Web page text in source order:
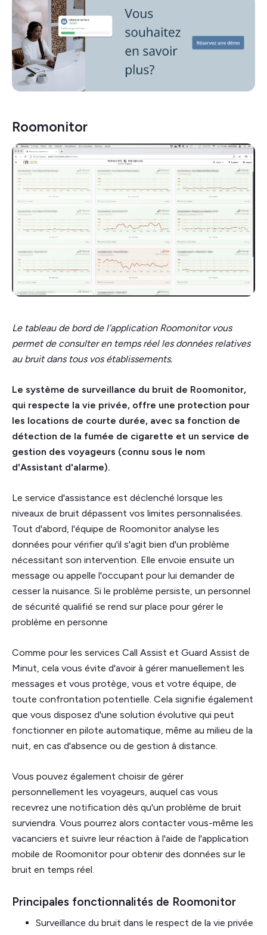
Roomonitor
Le tableau de bord de l'application Roomonitor vous
permet de consulter en temps réel les données relatives
au bruit dans tous vos établissements.
Le système de surveillance du bruit de Roomonitor,
qui respecte la vie privée, offre une protection pour
les locations de courte durée, avec sa fonction de
détection de la fumée de cigarette et un service de
gestion des voyageurs (connu sous le nom
d'Assistant d'alarme).
Le service d'assistance est déclenché lorsque les
niveaux de bruit dépassent vos limites personnalisées.
Tout d'abord, l'équipe de Roomonitor analyse les
données pour vérifier qu'il s'agit bien d'un problème
nécessitant son intervention. Elle envoie ensuite un
message ou appelle l'occupant pour lui demander de
cesser la nuisance. Si le problème persiste, un personnel
de sécurité qualifié se rend sur place pour gérer le
problème en personne
Comme pour les services Call Assist et Guard Assist de
Minut, cela vous évite d'avoir à gérer manuellement les
messages et vous protège, vous et votre équipe, de
toute confrontation potentielle. Cela signifie également
que vous disposez d'une solution évolutive qui peut
fonctionner en pilote automatique, même au milieu de la
nuit, en cas d'absence ou de gestion à distance.
Vous pouvez également choisir de gérer
personnellement les voyageurs, auquel cas vous
recevrez une notification dès qu'un problème de bruit
surviendra. Vous pourrez alors contacter vous-même les
vacanciers et suivre leur réaction à l'aide de l'application
mobile de Roomonitor pour obtenir des données sur le
bruit en temps réel.
Principales fonctionnalités de Roomonitor
Surveillance du bruit dans le respect de la vie privée